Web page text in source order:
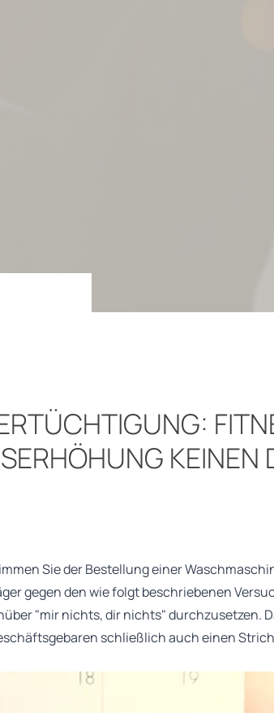
KEINEN
Sie der Bestellung einer
gegen den wie folgt beschriebenen
"mir nichts, dir nichts" durchzusetzen.
schließlich auch einen